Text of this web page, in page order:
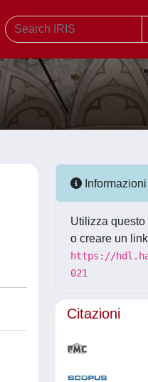
Informazioni
Utilizza
o creare un
https://
021
Citazioni